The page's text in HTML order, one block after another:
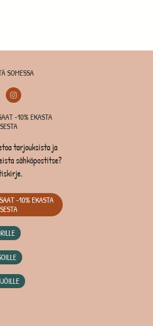
SOMESSA
-10% EKASTA
tarjouksista ja
sähköpostitse?
-10% EKASTA